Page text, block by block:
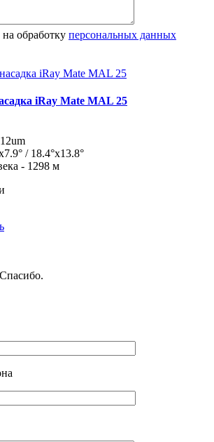
на обработку персональных данных
iRay Mate MAL 25
12um
/ 18.4°x13.8°
- 1298 м